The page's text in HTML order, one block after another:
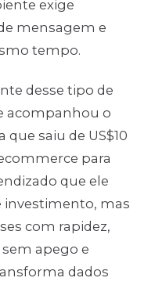
exige
mensagem e
tempo.
desse tipo de
acompanhou o
saiu de US$10
para
que ele
investimento, mas
com rapidez,
apego e
dados